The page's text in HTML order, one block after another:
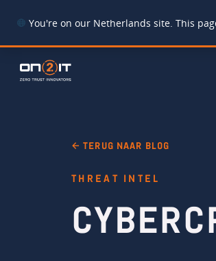
You're on our Netherlands site. This
← TERUG NAAR BLOG
THREAT INTEL